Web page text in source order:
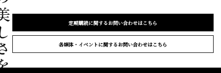
定期購読に関するお問い合わせはこちら
各媒体・イベントに関するお問い合わせはこちら